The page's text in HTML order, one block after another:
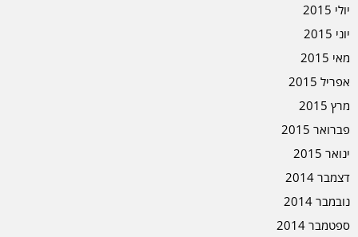
יולי 2015
יוני 2015
מאי 2015
אפריל 2015
מרץ 2015
פברואר 2015
ינואר 2015
דצמבר 2014
נובמבר 2014
ספטמבר 2014